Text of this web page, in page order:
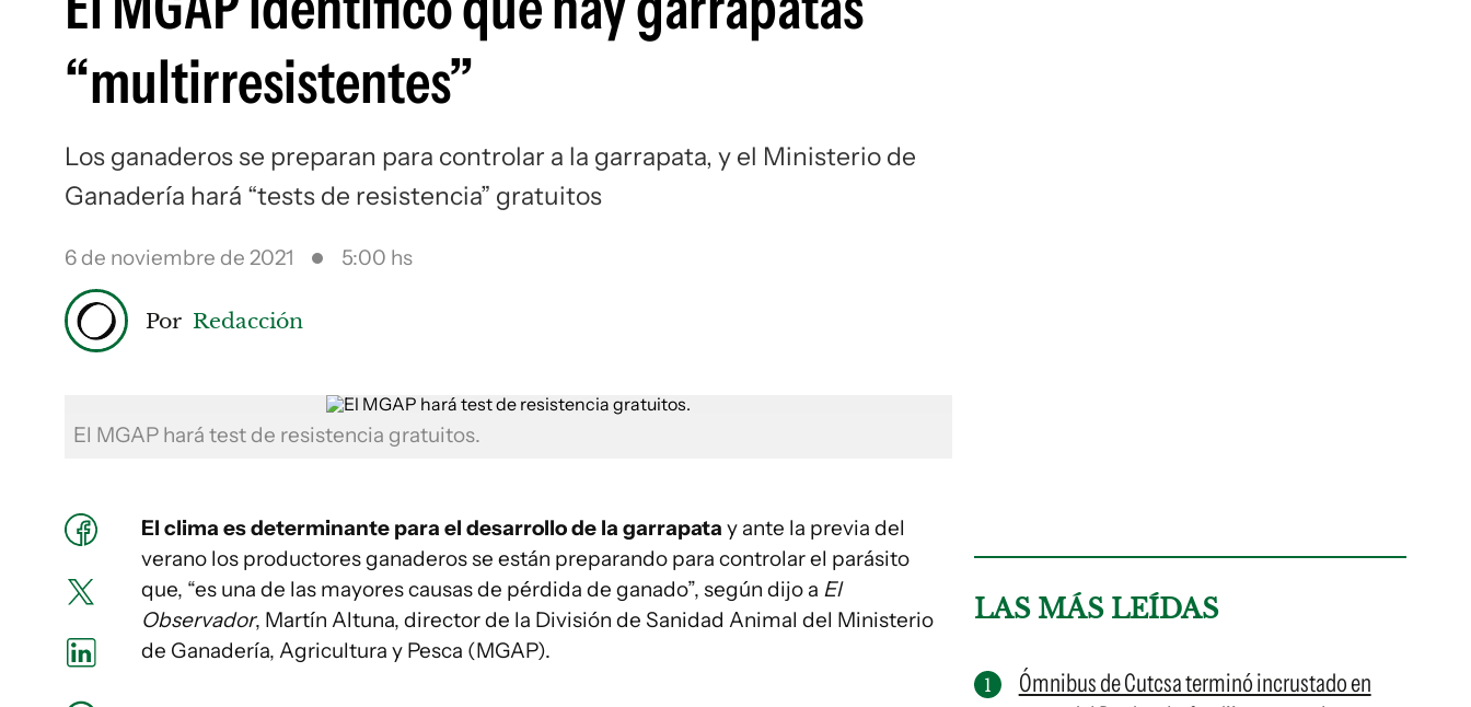
“multirresistentes”
Los ganaderos se preparan para controlar a la garrapata, y el Ministerio de
Ganadería hará “tests de resistencia” gratuitos
6 de noviembre de 2021 5:00 hs
Por Redacción
El MGAP hará test de resistencia gratuitos.
El clima es determinante para el desarrollo de la garrapata y ante la previa del
verano los productores ganaderos se están preparando para controlar el parásito
que, “es una de las mayores causas de pérdida de ganado”, según dijo a El
Observador, Martín Altuna, director de la División de Sanidad Animal del Ministerio
de Ganadería, Agricultura y Pesca (MGAP).
LAS MÁS LEÍDAS
Ómnibus de Cutcsa terminó incrustado en